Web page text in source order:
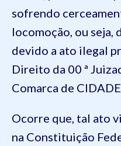
sofrendo
locomoção, ou seja,
devido a ato ilegal
Direito da 00 ª
Comarca de
Ocorre que, tal ato
na Constituição